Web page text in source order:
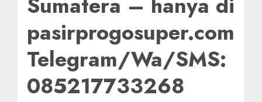
pasirprogosuper.com
Telegram/Wa/SMS:
085217733268